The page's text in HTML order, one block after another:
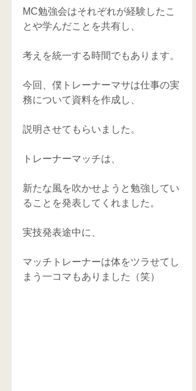
MC勉強会はそれぞれが経験したこ
とや学んだことを共有し、
考えを統一する時間でもあります。
今回、僕トレーナーマサは仕事の実
務について資料を作成し、
説明させてもらいました。
トレーナーマッチは、
新たな風を吹かせようと勉強してい
ることを発表してくれました。
実技発表途中に、
マッチトレーナーは体をツラせてし
まう一コマもありました（笑）